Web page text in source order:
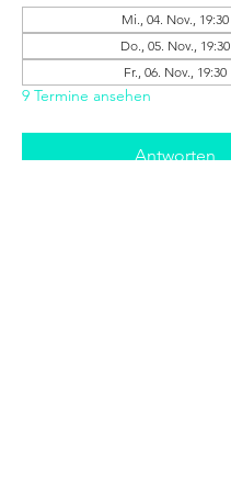
Mi., 04. Nov., 19:30
Do., 05. Nov., 19:30
Fr., 06. Nov., 19:30
9 Termine ansehen
Antworten